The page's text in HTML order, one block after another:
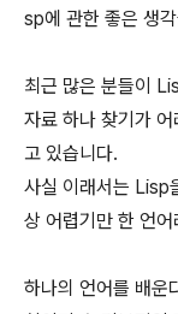
sp에 관한 좋은 생
최근 많은 분들이
자료 하나 찾기가
고 있습니다.
사실 이래서는 Lisp
상 어렵기만 한 언
하나의 언어를 배운